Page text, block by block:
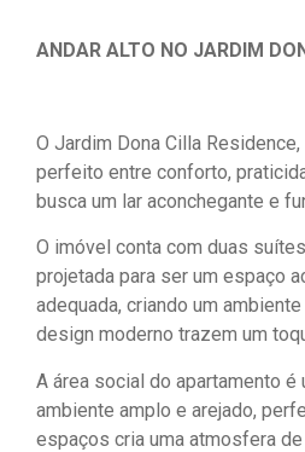
ANDAR ALTO NO JARDIM
O Jardim Dona Cilla
perfeito entre conforto,
busca um lar aconchegante e
O imóvel conta com duas
projetada para ser um espaço
adequada, criando um
design moderno trazem um
A área social do apartamento
ambiente amplo e arejado,
espaços cria uma atmosfera